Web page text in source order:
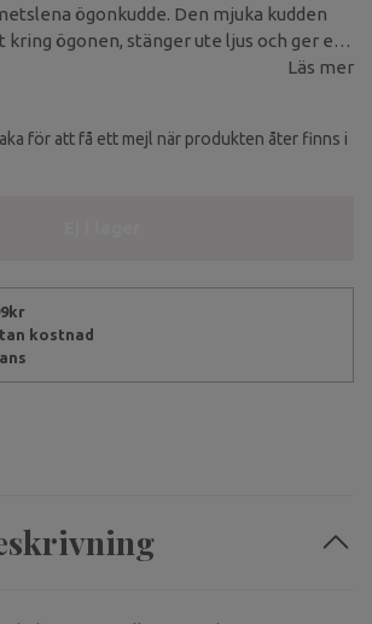
ögonkudde. Den mjuka kudden
kring ögonen, stänger ute ljus och ger ett
tryck – perfekt för savasana, meditation,
Läs mer
för att få ett mejl när produkten åter finns i
kostnad